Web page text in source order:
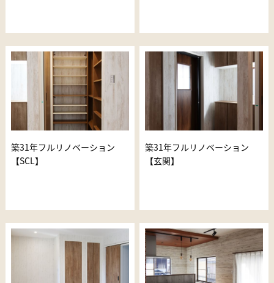
築31年フルリノベーション
【SCL】
築31年フルリノベーション
【玄関】